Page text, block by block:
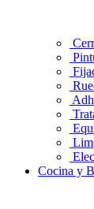
Cocina y